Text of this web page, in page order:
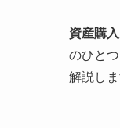
資産購
のひと
解説しま